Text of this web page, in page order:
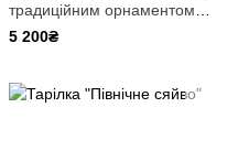
традиційним орнаментом
(Волинь)
5 200₴